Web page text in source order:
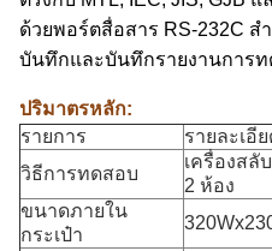
ด้วยพอร์ตสื่อสาร RS-232C สํ
บันทึกและบันทึกรายงานการ
ปริมาตรหลัก:
รายการ
รายละเอี
วิธีการทดสอบ
เครื่องสลั
2 ห้อง
ขนาดภายใน
กระเป๋า